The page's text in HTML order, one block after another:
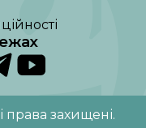
права захищені.